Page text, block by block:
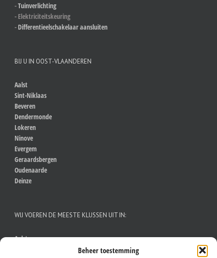
Beheer toestemming
-Tuinverlichting
- Elektriciteitskeuring
- Differentieelschakelaar aansluiten
BIJ U IN OOST-VLAANDEREN
Aalst
Sint-Niklaas
Beveren
Dendermonde
Lokeren
Ninove
Evergem
Geraardsbergen
Oudenaarde
Deinze
WIJ VOEREN DE MEESTE KLUSSEN UIT IN:
Aalst